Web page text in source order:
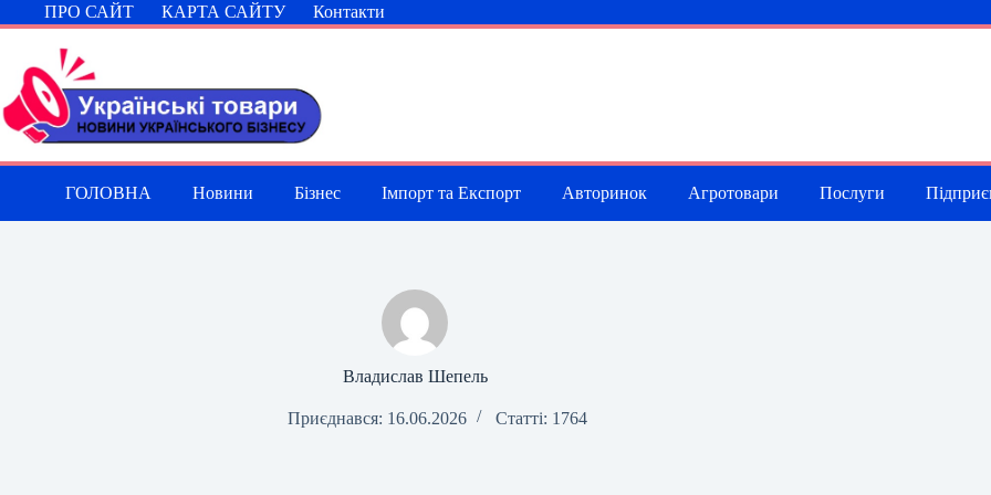
Перейти
до
ПРО САЙТ КАРТА САЙТУ Контакти
ГОЛОВНА Новини Бізнес Імпорт та Експорт Авторинок Агротовари Послуги
Владислав Шепель
Приєднався: 16.06.2026 Статті: 1764